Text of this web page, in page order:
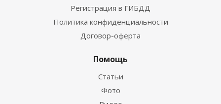
Регистрация в ГИБДД
Политика конфиденциальности
Договор-оферта
Помощь
Статьи
Фото